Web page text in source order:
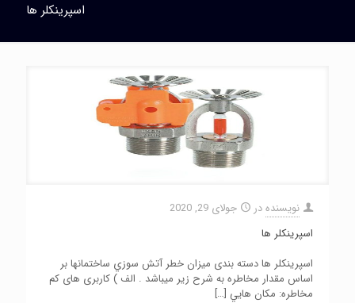
اسپرینکلر ها
نویسندهدر
جولای 29, 2020
اسپرینکلر ها
اسپرینکلر ها دسته بندی ميزان خطر آتش سوزي ساختمانها بر
اساس مقدار مخاطره به شرح زیر میباشد . الف ) کاربری های كم
مخاطره: مكان هايي […]